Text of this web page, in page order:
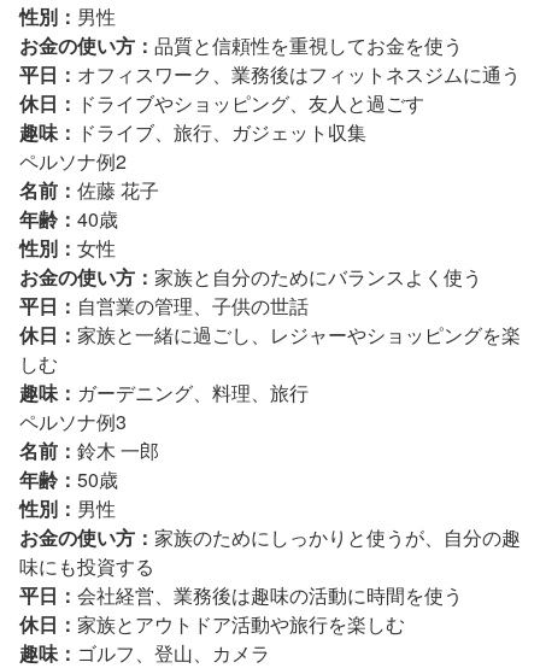
性別： 男性
お金の使い方： 品質と信頼性を重視してお金を使う
平日： オフィスワーク、業務後はフィットネスジムに通う
休日： ドライブやショッピング、友人と過ごす
趣味： ドライブ、旅行、ガジェット収集
ペルソナ例2
名前： 佐藤 花子
年齢： 40歳
性別： 女性
お金の使い方： 家族と自分のためにバランスよく使う
平日： 自営業の管理、子供の世話
休日： 家族と一緒に過ごし、レジャーやショッピングを楽
しむ
趣味： ガーデニング、料理、旅行
ペルソナ例3
名前： 鈴木 一郎
年齢： 50歳
性別： 男性
お金の使い方： 家族のためにしっかりと使うが、自分の趣
味にも投資する
平日： 会社経営、業務後は趣味の活動に時間を使う
休日： 家族とアウトドア活動や旅行を楽しむ
趣味： ゴルフ、登山、カメラ